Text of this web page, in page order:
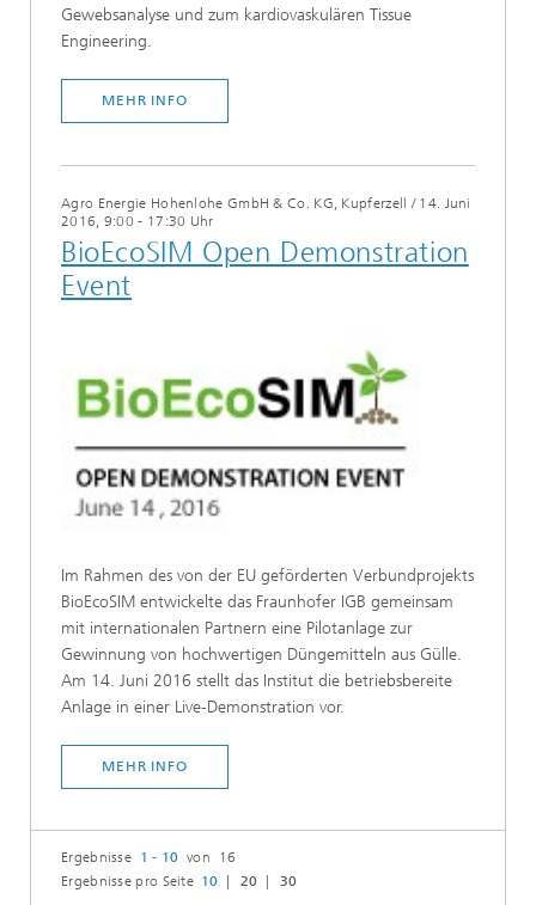
Gewebsanalyse und zum kardiovaskulären Tissue
Engineering.
MEHR INFO
Agro Energie Hohenlohe GmbH & Co. KG, Kupferzell / 14. Juni
2016, 9:00 - 17:30 Uhr
BioEcoSIM Open Demonstration
Event
Im Rahmen des von der EU geförderten Verbundprojekts
BioEcoSIM entwickelte das Fraunhofer IGB gemeinsam
mit internationalen Partnern eine Pilotanlage zur
Gewinnung von hochwertigen Düngemitteln aus Gülle.
Am 14. Juni 2016 stellt das Institut die betriebsbereite
Anlage in einer Live-Demonstration vor.
MEHR INFO
Ergebnisse 1 - 10 von 16
Ergebnisse pro Seite 10 20 30